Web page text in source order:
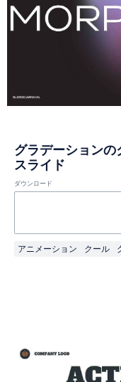
グラデーション
スライド
ダウンロード
アニメーション クール